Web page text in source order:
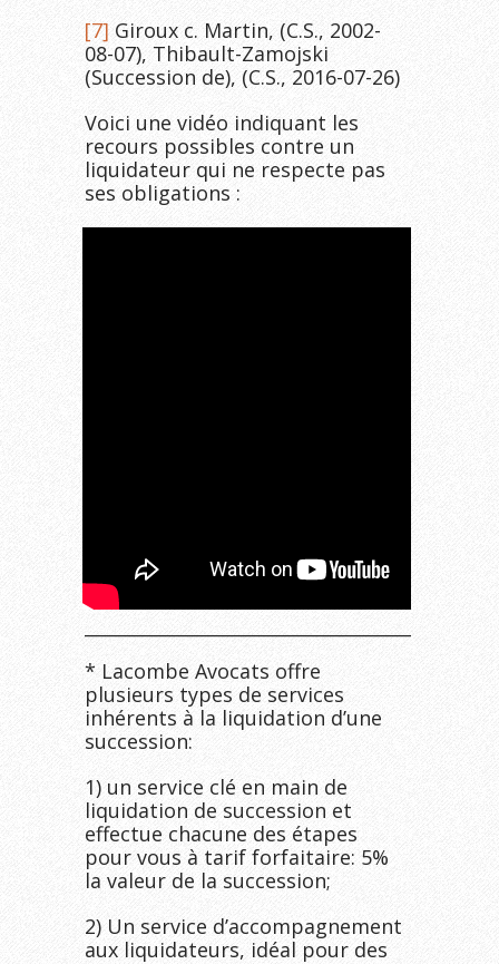
[7] Giroux c. Martin, (C.S., 2002-
08-07), Thibault-Zamojski
(Succession de), (C.S., 2016-07-26)
Voici une vidéo indiquant les
recours possibles contre un
liquidateur qui ne respecte pas
ses obligations :
* Lacombe Avocats offre
plusieurs types de services
inhérents à la liquidation d’une
succession:
1) un service clé en main de
liquidation de succession et
effectue chacune des étapes
pour vous à tarif forfaitaire: 5%
la valeur de la succession;
2) Un service d’accompagnement
aux liquidateurs, idéal pour des